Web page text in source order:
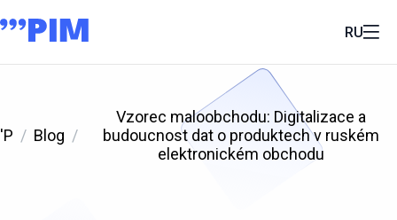
RU
'P Blog
Vzorec maloobchodu: Digitalizace a
budoucnost dat o produktech v ruském
elektronickém obchodu